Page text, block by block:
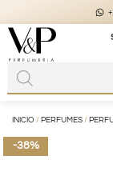
+56
INICIO / PERFUMES/
-38%